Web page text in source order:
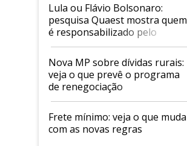
Lula ou Flávio Bolsonaro:
pesquisa Quaest mostra quem
é responsabilizado pelo
tarifaço dos EUA
Nova MP sobre dívidas rurais:
veja o que prevê o programa
de renegociação
Frete mínimo: veja o que muda
com as novas regras